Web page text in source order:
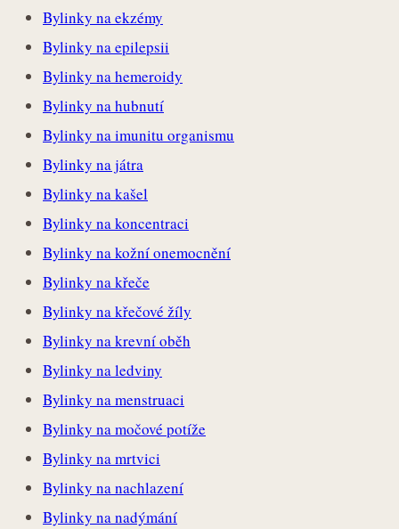
Bylinky na ekzémy
Bylinky na epilepsii
Bylinky na hemeroidy
Bylinky na hubnutí
Bylinky na imunitu organismu
Bylinky na játra
Bylinky na kašel
Bylinky na koncentraci
Bylinky na kožní onemocnění
Bylinky na křeče
Bylinky na křečové žíly
Bylinky na krevní oběh
Bylinky na ledviny
Bylinky na menstruaci
Bylinky na močové potíže
Bylinky na mrtvici
Bylinky na nachlazení
Bylinky na nadýmání